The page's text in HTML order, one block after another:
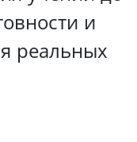
и
реальных